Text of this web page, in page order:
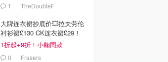
1 TheDoubleF
大牌连衣裙抄底价💥拉夫劳伦
衬衫裙£130 CK连衣裙£29！
1折起+9折！小鞠同款
Ganni£88
0 Frasers